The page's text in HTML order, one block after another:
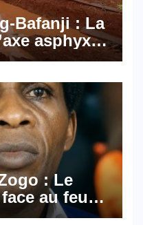
Bafanji : La
asphyxie
: Le
au feu
de la